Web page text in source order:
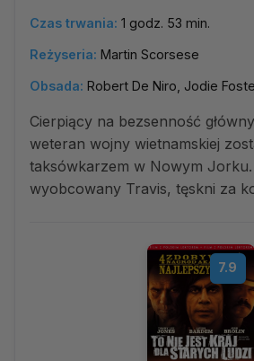
Czas trwania: 1 godz. 53 min.
Reżyseria: Martin Scorsese
Obsada: Robert De Niro, Jodie
Cierpiący na bezsenność
weteran wojny wietnamskiej
taksówkarzem w Nowym
wyobcowany Travis, tęskni za
7.9